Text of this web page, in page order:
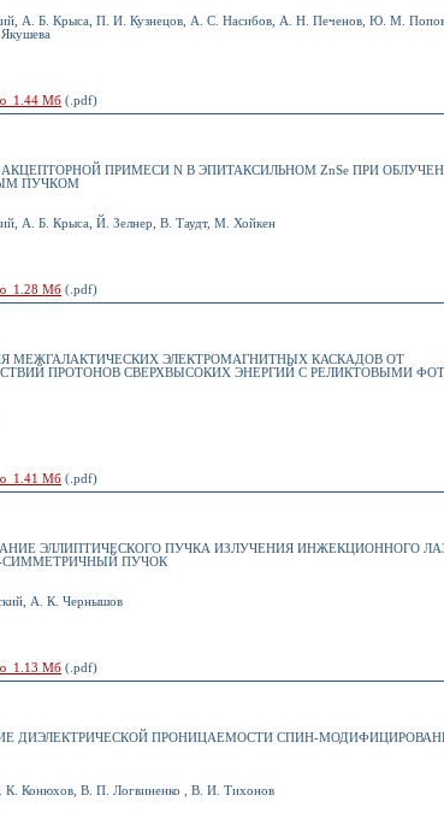
А. Б. Крыса, П. И. Кузнецов, А. С. Насибов, А. Н. Печенов, Ю. М.
1.44 Мб (.pdf)
ПРИМЕСИ N В ЭПИТАКСИЛЬНОМ ZnSe ПРИ
ПУЧКОМ
А. Б. Крыса, Й. Зелнер, В. Таудт, М. Хойкен
1.28 Мб (.pdf)
МЕЖГАЛАКТИЧЕСКИХ ЭЛЕКТРОМАГНИТНЫХ КАСКАДОВ ОТ
ПРОТОНОВ СВЕРХВЫСОКИХ ЭНЕРГИЙ С РЕЛИКТОВЫМИ
1.41 Мб (.pdf)
ЭЛЛИПТИЧЕСКОГО ПУЧКА ИЗЛУЧЕНИЯ ИНЖЕКЦИОННОГО
СИММЕТРИЧНЫЙ ПУЧОК
А. К. Чернышов
1.13 Мб (.pdf)
ДИЭЛЕКТРИЧЕСКОЙ ПРОНИЦАЕМОСТИ СПИН-
К. Конюхов, В. П. Логвиненко , В. И. Тихонов